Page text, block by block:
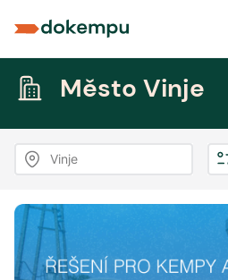
Město Vinje
Vinje